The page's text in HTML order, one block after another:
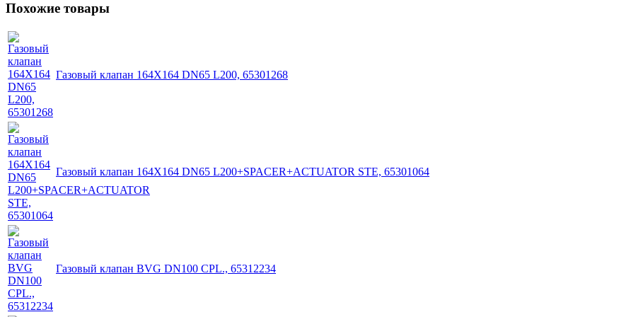
Похожие товары
Газовый клапан 164X164 DN65 L200, 65301268
Газовый клапан 164X164 DN65 L200+SPACER+ACTUATOR STE, 65301064
Газовый клапан BVG DN100 CPL., 65312234